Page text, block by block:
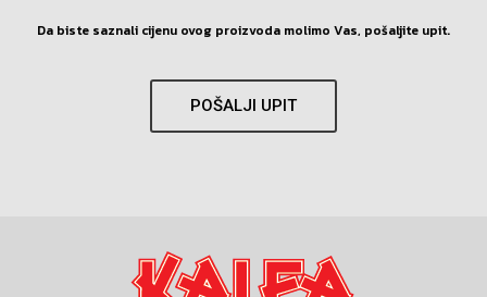
Da biste saznali cijenu ovog proizvoda molimo Vas, pošaljite upit.
POŠALJI UPIT